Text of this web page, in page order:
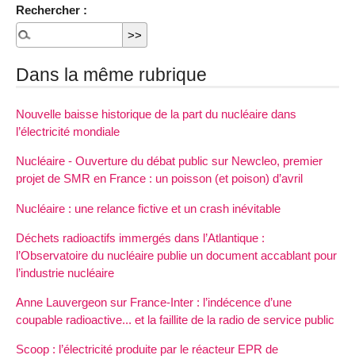
Rechercher :
Dans la même rubrique
Nouvelle baisse historique de la part du nucléaire dans
l’électricité mondiale
Nucléaire - Ouverture du débat public sur Newcleo, premier
projet de SMR en France : un poisson (et poison) d’avril
Nucléaire : une relance fictive et un crash inévitable
Déchets radioactifs immergés dans l’Atlantique :
l’Observatoire du nucléaire publie un document accablant pour
l’industrie nucléaire
Anne Lauvergeon sur France-Inter : l’indécence d’une
coupable radioactive... et la faillite de la radio de service public
Scoop : l’électricité produite par le réacteur EPR de